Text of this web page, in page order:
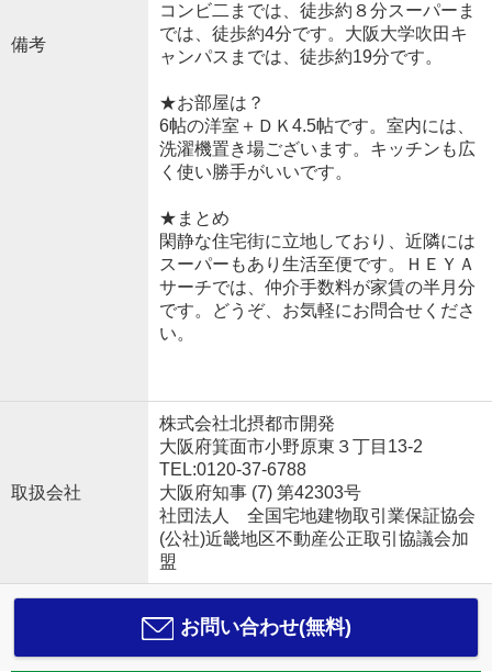
備考
コンビ二までは、徒歩約８分スーパーま
では、徒歩約4分です。大阪大学吹田キ
ャンパスまでは、徒歩約19分です。
★お部屋は？
6帖の洋室＋ＤＫ4.5帖です。室内には、
洗濯機置き場ございます。キッチンも広
く使い勝手がいいです。
★まとめ
閑静な住宅街に立地しており、近隣には
スーパーもあり生活至便です。ＨＥＹＡ
サーチでは、仲介手数料が家賃の半月分
です。どうぞ、お気軽にお問合せくださ
い。
取扱会社
株式会社北摂都市開発
大阪府箕面市小野原東３丁目13-2
TEL:0120-37-6788
大阪府知事 (7) 第42303号
社団法人 全国宅地建物取引業保証協会
(公社)近畿地区不動産公正取引協議会加
盟
お問い合わせ(無料)